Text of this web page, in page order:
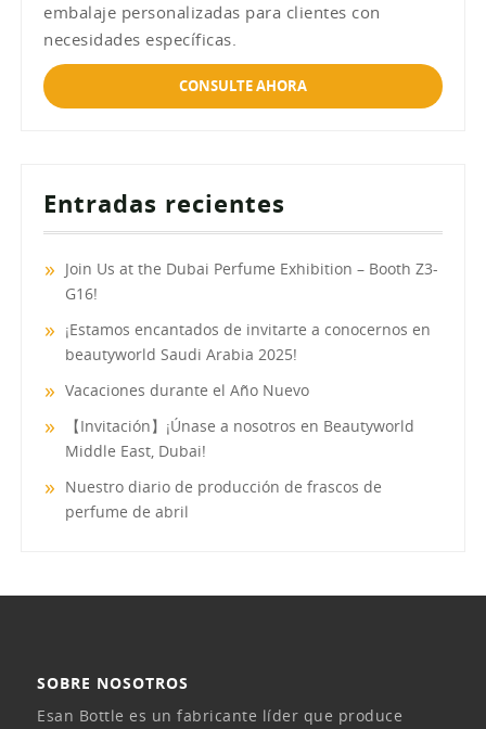
embalaje personalizadas para clientes con
necesidades específicas.
CONSULTE AHORA
Entradas recientes
Join Us at the Dubai Perfume Exhibition – Booth Z3-
G16!
¡Estamos encantados de invitarte a conocernos en
beautyworld Saudi Arabia 2025!
Vacaciones durante el Año Nuevo
【Invitación】¡Únase a nosotros en Beautyworld
Middle East, Dubai!
Nuestro diario de producción de frascos de
perfume de abril
SOBRE NOSOTROS
Esan Bottle es un fabricante líder que produce